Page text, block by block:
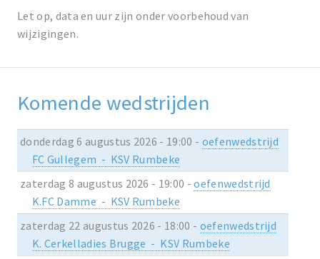
Let op, data en uur zijn onder voorbehoud van
wijzigingen.
Komende wedstrijden
donderdag 6 augustus 2026 - 19:00 - oefenwedstrijd
FC Gullegem - KSV Rumbeke
zaterdag 8 augustus 2026 - 19:00 -oefenwedstrijd
K.FC Damme - KSV Rumbeke
zaterdag 22 augustus 2026 - 18:00 - oefenwedstrijd
K. Cerkelladies Brugge - KSV Rumbeke